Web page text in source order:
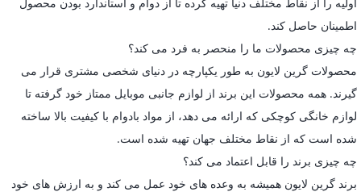
اطمینان حاصل کند.
چه چیزی محصولات ما را منحصر به فرد می کند؟
محصولات گرین لایون به طور یکپارچه در دنیای شخصی مشتری قرار می
گیرند. همه محصولات این برند از لوازم جانبی موبایل ممتاز خود گرفته تا
لوازم خانگی کوچکی که ارائه می دهد، از مواد بادوام با کیفیت بالا ساخته
شده است که از نقاط مختلف جهان تهیه شده است.
چه چیزی برند را قابل اعتماد می کند؟
برند گرین لایون همیشه به وعده های خود عمل می کند و به ارزش های خود